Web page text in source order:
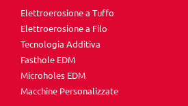
Elettroerosione a Tuffo
Elettroerosione a Filo
Tecnologia Additiva
Fasthole EDM
Microholes EDM
Macchine Personalizzate